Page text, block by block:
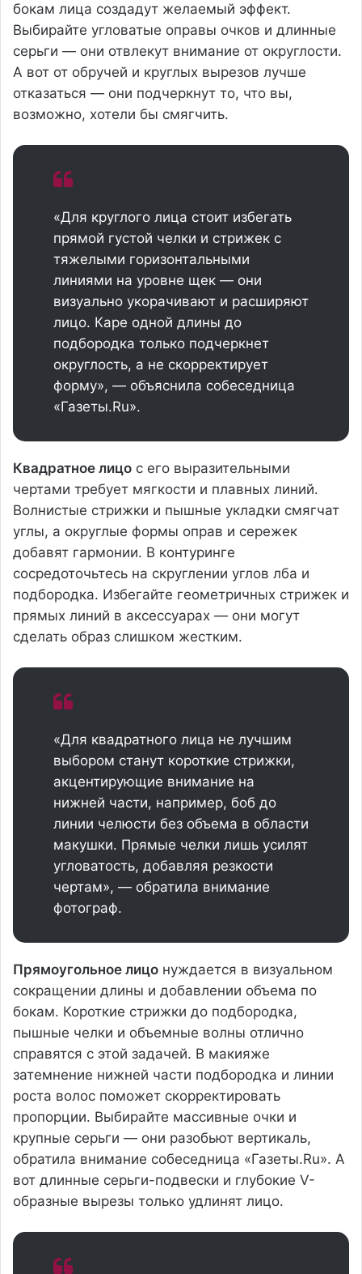
бокам лица создадут желаемый эффект.
Выбирайте угловатые оправы очков и длинные
серьги — они отвлекут внимание от округлости.
А вот от обручей и круглых вырезов лучше
отказаться — они подчеркнут то, что вы,
возможно, хотели бы смягчить.
«Для круглого лица стоит избегать
прямой густой челки и стрижек с
тяжелыми горизонтальными
линиями на уровне щек — они
визуально укорачивают и расширяют
лицо. Каре одной длины до
подбородка только подчеркнет
округлость, а не скорректирует
форму», — объяснила собеседница
«Газеты.Ru».
Квадратное лицо с его выразительными
чертами требует мягкости и плавных линий.
Волнистые стрижки и пышные укладки смягчат
углы, а округлые формы оправ и сережек
добавят гармонии. В контуринге
сосредоточьтесь на скруглении углов лба и
подбородка. Избегайте геометричных стрижек и
прямых линий в аксессуарах — они могут
сделать образ слишком жестким.
«Для квадратного лица не лучшим
выбором станут короткие стрижки,
акцентирующие внимание на
нижней части, например, боб до
линии челюсти без объема в области
макушки. Прямые челки лишь усилят
угловатость, добавляя резкости
чертам», — обратила внимание
фотограф.
Прямоугольное лицо нуждается в визуальном
сокращении длины и добавлении объема по
бокам. Короткие стрижки до подбородка,
пышные челки и объемные волны отлично
справятся с этой задачей. В макияже
затемнение нижней части подбородка и линии
роста волос поможет скорректировать
пропорции. Выбирайте массивные очки и
крупные серьги — они разобьют вертикаль,
обратила внимание собеседница «Газеты.Ru». А
вот длинные серьги-подвески и глубокие V-
образные вырезы только удлинят лицо.